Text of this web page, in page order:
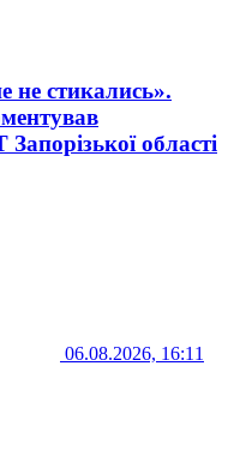
не стикались».
області
06.08.2026, 16:11